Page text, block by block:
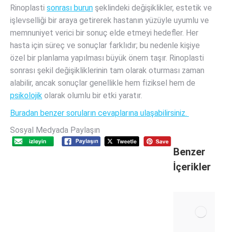
Rinoplasti sonrası burun şeklindeki değişiklikler, estetik ve
işlevselliği bir araya getirerek hastanın yüzüyle uyumlu ve
memnuniyet verici bir sonuç elde etmeyi hedefler. Her
hasta için süreç ve sonuçlar farklıdır; bu nedenle kişiye
özel bir planlama yapılması büyük önem taşır. Rinoplasti
sonrası şekil değişikliklerinin tam olarak oturması zaman
alabilir, ancak sonuçlar genellikle hem fiziksel hem de
psikolojik olarak olumlu bir etki yaratır.
Buradan benzer soruların cevaplarına ulaşabilirsiniz.
Sosyal Medyada Paylaşın
Benzer
İçerikler